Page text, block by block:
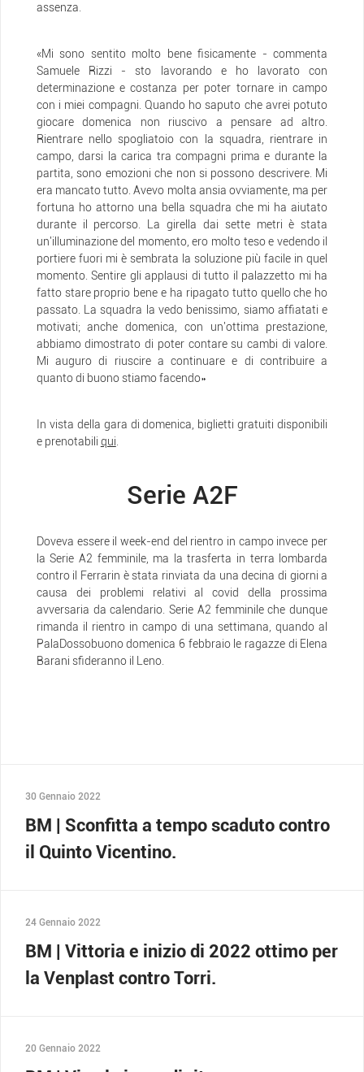
assenza.
«Mi sono sentito molto bene fisicamente - commenta
Samuele Rizzi - sto lavorando e ho lavorato con
determinazione e costanza per poter tornare in campo
con i miei compagni. Quando ho saputo che avrei potuto
giocare domenica non riuscivo a pensare ad altro.
Rientrare nello spogliatoio con la squadra, rientrare in
campo, darsi la carica tra compagni prima e durante la
partita, sono emozioni che non si possono descrivere. Mi
era mancato tutto. Avevo molta ansia ovviamente, ma per
fortuna ho attorno una bella squadra che mi ha aiutato
durante il percorso. La girella dai sette metri è stata
un'illuminazione del momento, ero molto teso e vedendo il
portiere fuori mi è sembrata la soluzione più facile in quel
momento. Sentire gli applausi di tutto il palazzetto mi ha
fatto stare proprio bene e ha ripagato tutto quello che ho
passato. La squadra la vedo benissimo, siamo affiatati e
motivati; anche domenica, con un'ottima prestazione,
abbiamo dimostrato di poter contare su cambi di valore.
Mi auguro di riuscire a continuare e di contribuire a
quanto di buono stiamo facendo»
In vista della gara di domenica, biglietti gratuiti disponibili
e prenotabili qui.
Serie A2F
Doveva essere il week-end del rientro in campo invece per
la Serie A2 femminile, ma la trasferta in terra lombarda
contro il Ferrarin è stata rinviata da una decina di giorni a
causa dei problemi relativi al covid della prossima
avversaria da calendario. Serie A2 femminile che dunque
rimanda il rientro in campo di una settimana, quando al
PalaDossobuono domenica 6 febbraio le ragazze di Elena
Barani sfideranno il Leno.
30 Gennaio 2022
BM | Sconfitta a tempo scaduto contro
il Quinto Vicentino.
24 Gennaio 2022
BM | Vittoria e inizio di 2022 ottimo per
la Venplast contro Torri.
20 Gennaio 2022